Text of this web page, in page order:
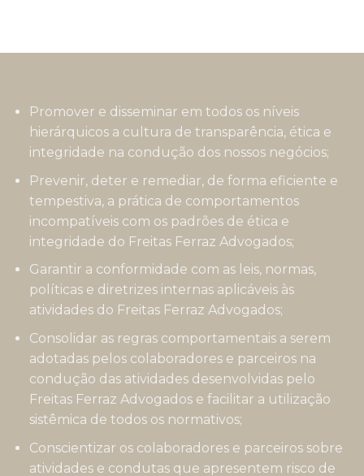
Promover e disseminar em todos os níveis
hierárquicos a cultura de transparência, ética e
integridade na condução dos nossos negócios;
Prevenir, deter e remediar, de forma eficiente e
tempestiva, a prática de comportamentos
incompatíveis com os padrões de ética e
integridade do Freitas Ferraz Advogados;
Garantir a conformidade com as leis, normas,
políticas e diretrizes internas aplicáveis às
atividades do Freitas Ferraz Advogados;
Consolidar as regras comportamentais a serem
adotadas pelos colaboradores e parceiros na
condução das atividades desenvolvidas pelo
Freitas Ferraz Advogados e facilitar a utilização
sistêmica de todos os normativos;
Conscientizar os colaboradores e parceiros sobre
atividades e condutas que apresentem risco de